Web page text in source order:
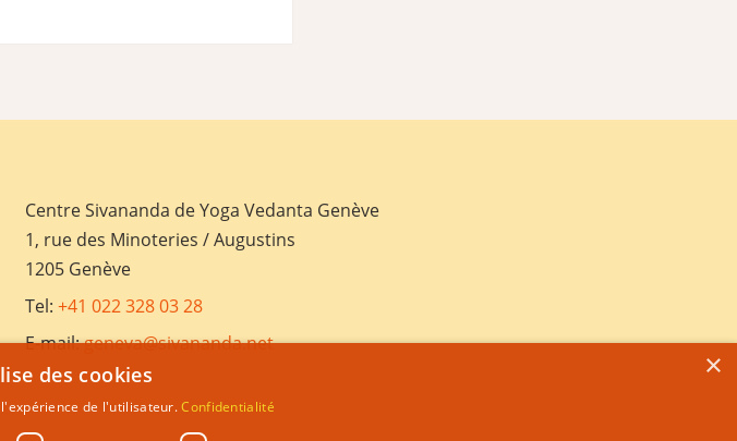
Centre Sivananda de Yoga Vedanta Genève
1, rue des Minoteries / Augustins
1205 Genève
Tel: +41 022 328 03 28
E-mail:geneva@sivananda.net
×
des cookies
de l'utilisateur.Confidentialité